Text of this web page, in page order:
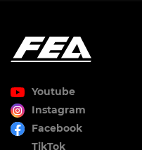
Youtube
Instagram
Facebook
TikTok